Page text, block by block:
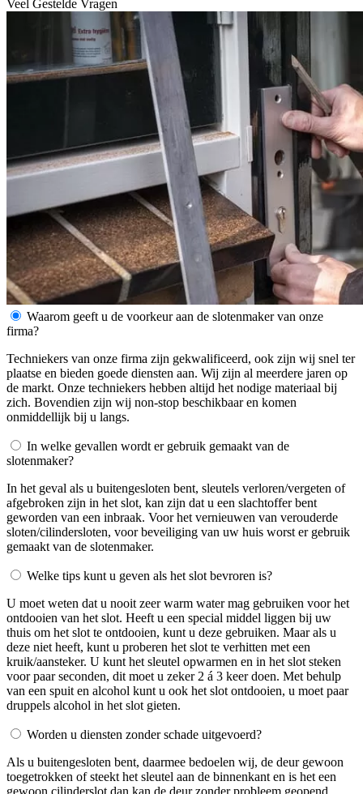
Veel Gestelde Vragen
Waarom geeft u de voorkeur aan de slotenmaker van onze
firma?
Techniekers van onze firma zijn gekwalificeerd, ook zijn wij snel ter
plaatse en bieden goede diensten aan. Wij zijn al meerdere jaren op
de markt. Onze techniekers hebben altijd het nodige materiaal bij
zich. Bovendien zijn wij non-stop beschikbaar en komen
onmiddellijk bij u langs.
In welke gevallen wordt er gebruik gemaakt van de
slotenmaker?
In het geval als u buitengesloten bent, sleutels verloren/vergeten of
afgebroken zijn in het slot, kan zijn dat u een slachtoffer bent
geworden van een inbraak. Voor het vernieuwen van verouderde
sloten/cilindersloten, voor beveiliging van uw huis worst er gebruik
gemaakt van de slotenmaker.
Welke tips kunt u geven als het slot bevroren is?
U moet weten dat u nooit zeer warm water mag gebruiken voor het
ontdooien van het slot. Heeft u een special middel liggen bij uw
thuis om het slot te ontdooien, kunt u deze gebruiken. Maar als u
deze niet heeft, kunt u proberen het slot te verhitten met een
kruik/aansteker. U kunt het sleutel opwarmen en in het slot steken
voor paar seconden, dit moet u zeker 2 á 3 keer doen. Met behulp
van een spuit en alcohol kunt u ook het slot ontdooien, u moet paar
druppels alcohol in het slot gieten.
Worden u diensten zonder schade uitgevoerd?
Als u buitengesloten bent, daarmee bedoelen wij, de deur gewoon
toegetrokken of steekt het sleutel aan de binnenkant en is het een
gewoon cilinderslot dan kan de deur zonder probleem geopend